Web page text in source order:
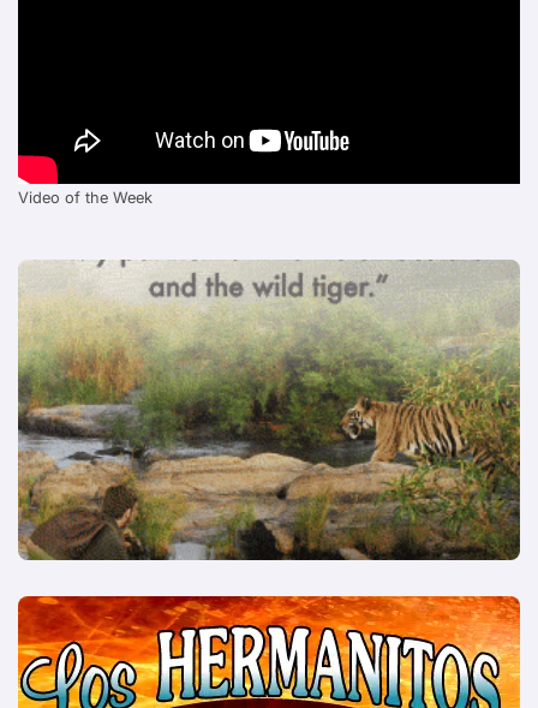
Video of the Week